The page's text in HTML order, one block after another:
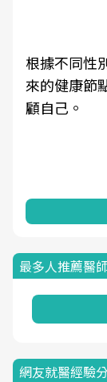
根據不同性
來的健康節
顧自己。
最多人推薦醫
網友就醫經驗